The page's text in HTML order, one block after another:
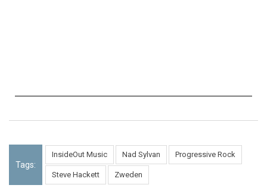
Tags:
InsideOut Music Nad Sylvan Progressive Rock
Steve Hackett Zweden